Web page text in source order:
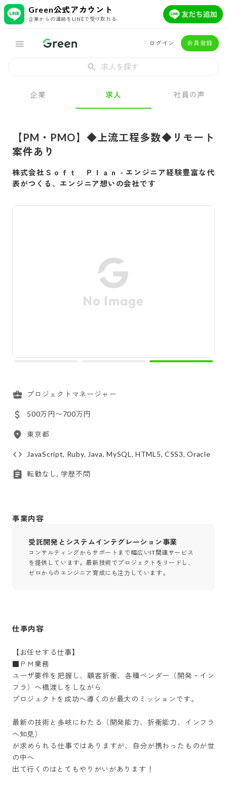
Green公式アカウント
企業からの連絡をLINEで受け取れる
ログイン 会員登録
求人を探す
企業 求人 社員の声
【PM・PMO】◆上流工程多数◆リモート
案件あり
株式会社Ｓｏｆｔ Ｐｌａｎ - エンジニア経験豊富な代
表がつくる、エンジニア想いの会社です
プロジェクトマネージャー
500万円〜700万円
東京都
JavaScript, Ruby, Java, MySQL, HTML5, CSS3, Oracle
転勤なし, 学歴不問
事業内容
受託開発とシステムインテグレーション事業
コンサルティングからサポートまで幅広いIT関連サービス
を提供しています。最新技術でプロジェクトをリードし、
ゼロからのエンジニア育成にも注力しています。
仕事内容
【お任せする仕事】
■ＰＭ業務
ユーザ要件を把握し、顧客折衝、各種ベンダー（開発・イン
フラ）へ橋渡しをしながら
プロジェクトを成功へ導くのが最大のミッションです。
最新の技術と多岐にわたる（開発能力、折衝能力、インフラ
へ知見）
が求められる仕事ではありますが、自分が携わったものが世
の中へ
出て行くのはとてもやりがいがあります！